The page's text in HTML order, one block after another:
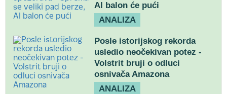
AI balon će pući
ANALIZA
Posle istorijskog rekorda
usledio neočekivan potez -
Volstrit bruji o odluci
osnivača Amazona
ANALIZA